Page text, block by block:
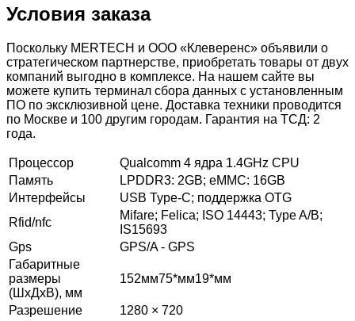
Условия заказа
Поскольку MERTECH и ООО «Клеверенс» объявили о
стратегическом партнерстве, приобретать товары от двух
компаний выгодно в комплексе. На нашем сайте вы
можете купить терминал сбора данных с установленным
ПО по эксклюзивной цене. Доставка техники проводится
по Москве и 100 другим городам. Гарантия на ТСД: 2
года.
Процессор
Qualcomm 4 ядра 1.4GHz CPU
Память
LPDDR3: 2GB; eMMC: 16GB
Интерфейсы
USB Type-C; поддержка OTG
Rfid/nfc
Mifare; Felica; ISO 14443; Type A/B;
IS15693
Gps
GPS/A - GPS
Габаритные
размеры
(ШхДхВ), мм
152мм75*мм19*мм
Разрешение 1280 × 720